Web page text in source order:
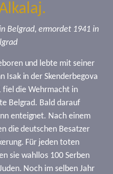
Belgrad, ermordet 1941 in
und lebte mit seiner
Isak in der Skenderbegova
fiel die Wehrmacht in
Belgrad. Bald darauf
enteignet. Nach einem
die deutschen Besatzer
Für jeden toten
sie wahllos 100 Serben
Noch im selben Jahr